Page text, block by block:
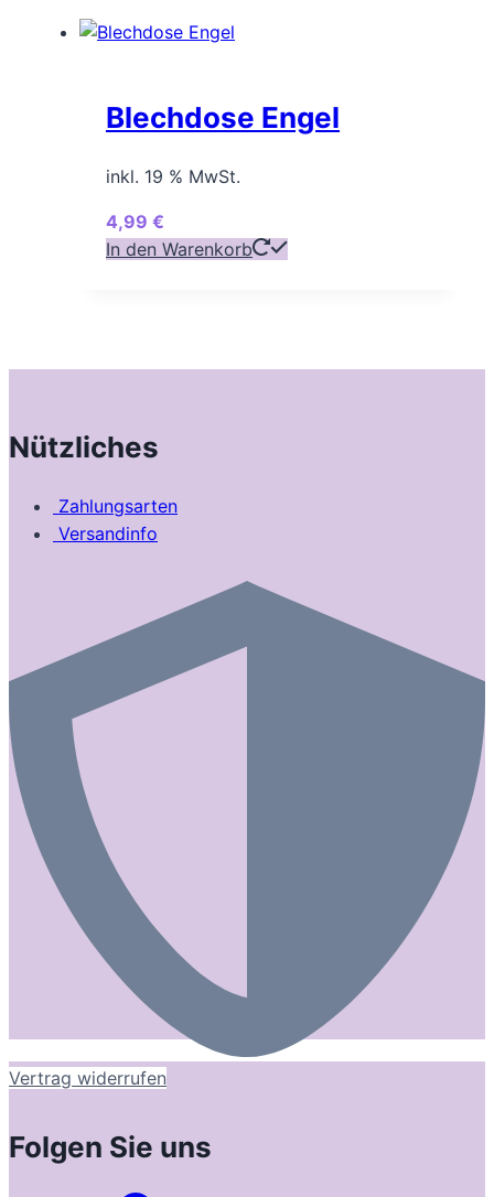
Blechdose Engel
inkl. 19 % MwSt.
4,99 €
In den Warenkorb
Nützliches
Zahlungsarten
Versandinfo
Vertrag widerrufen
Folgen Sie uns